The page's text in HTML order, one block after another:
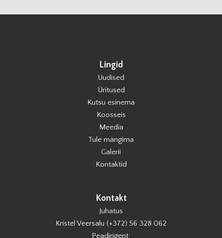
Lingid
Uudised
Üritused
Kutsu esinema
Koosseis
Meedia
Tule mängima
Galerii
Kontaktid
Kontakt
Juhatus
Kristel Veersalu (+372) 56 328 062
Peadirigent: